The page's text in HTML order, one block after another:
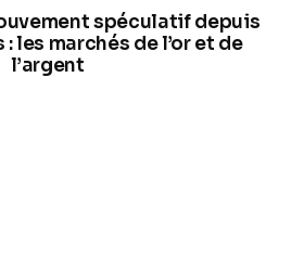
spéculatif depuis
les marchés de l’or et de
l’argent